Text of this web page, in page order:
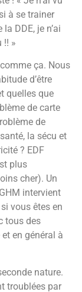
à se trainer
DDE, je n’ai
!! »
comme ça. Nous
d’être
quelles que
de carte
de
la sécu et
? EDF
plus
cher). Un
intervient
vous êtes en
tous des
en général à
nature.
troublées par